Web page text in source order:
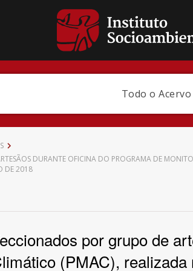
Todo o Acervo
Subtema
DURANTE OFICINA DO PROGRAMA DE
DE 2018
por grupo de
(PMAC),